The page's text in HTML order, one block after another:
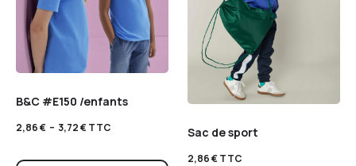
B&C #E150 /enfants
2,86€ – 3,72€TTC Sac de sport
2,86€TTC